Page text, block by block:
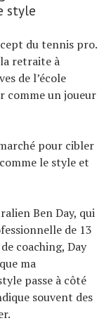
style
du tennis pro.
retraite à
de l’école
comme un joueur
pour cibler
le style et
Ben Day, qui
de 13
coaching, Day
ma
passe à côté
souvent des